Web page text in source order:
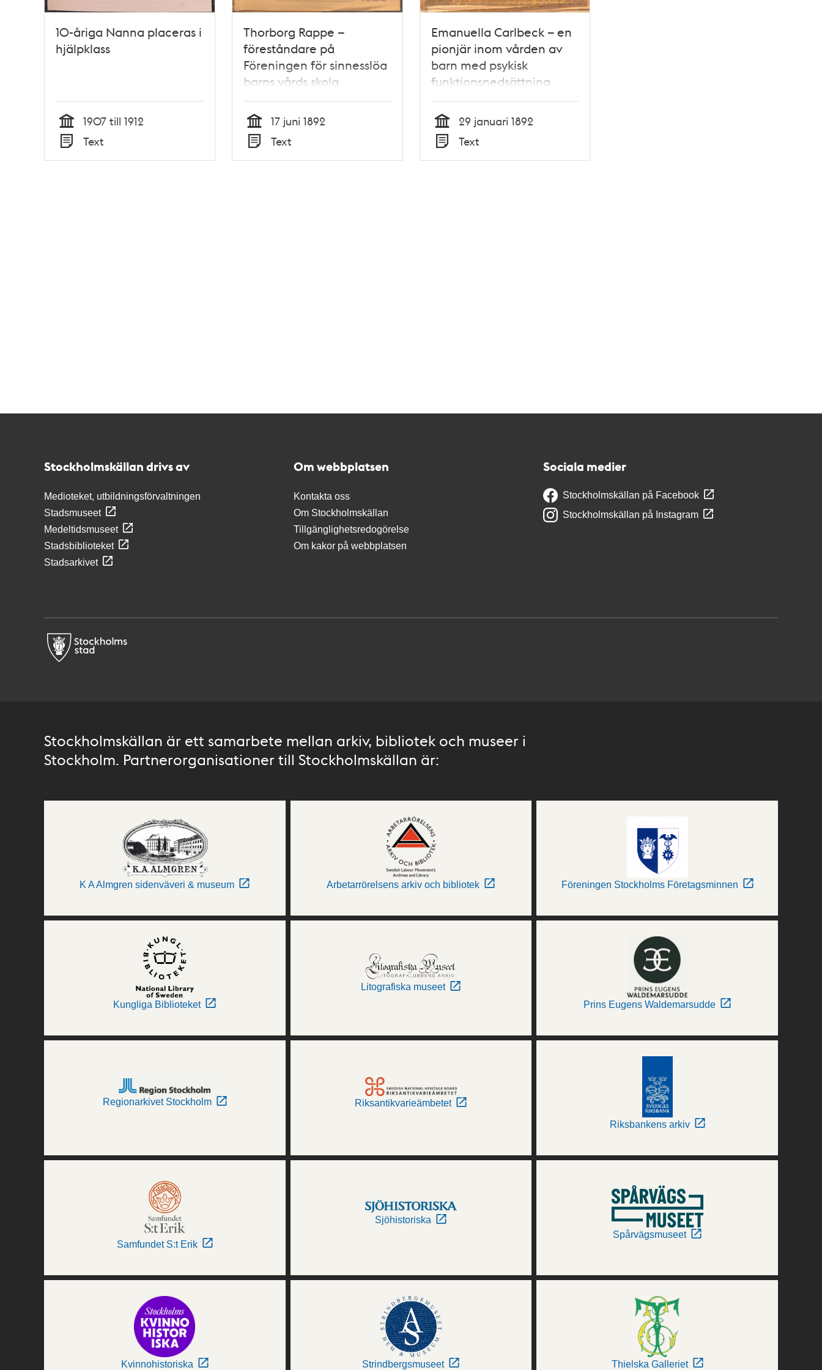
10-åriga Nanna placeras i
hjälpklass
Tid
1907 till 1912
Typ
Text
Thorborg Rappe –
föreståndare på
Föreningen för sinnesslöa
barns vårds skola
Tid
17 juni 1892
Typ
Text
Emanuella Carlbeck – en
pionjär inom vården av
barn med psykisk
funktionsnedsättning
Tid
29 januari 1892
Typ
Text
Stockholmskällan drivs av
Medioteket, utbildningsförvaltningen
Stadsmuseet
Medeltidsmuseet
Stadsbiblioteket
Stadsarkivet
Om webbplatsen
Kontakta oss
Om Stockholmskällan
Tillgänglighetsredogörelse
Om kakor på webbplatsen
Sociala medier
Stockholmskällan på Facebook
Stockholmskällan på Instagram
Stockholmskällan är ett samarbete mellan arkiv, bibliotek och museer i
Stockholm. Partnerorganisationer till Stockholmskällan är:
K A Almgren sidenväveri & museum Arbetarrörelsens arkiv och bibliotek Föreningen Stockholms Företagsminnen
Kungliga Biblioteket
Litografiska museet
Prins Eugens Waldemarsudde
Regionarkivet Stockholm Riksantikvarieämbetet
Riksbankens arkiv
Samfundet S:t Erik
Sjöhistoriska
Spårvägsmuseet
Kvinnohistoriska Strindbergsmuseet Thielska Galleriet